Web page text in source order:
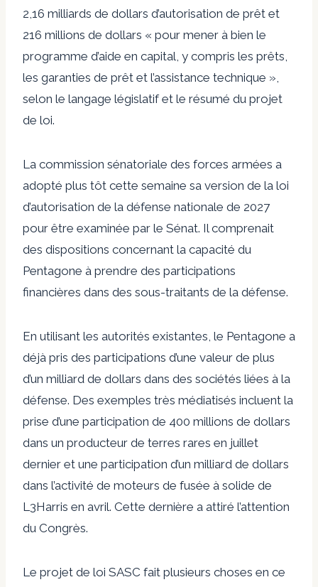
2,16 milliards de dollars d’autorisation de prêt et
216 millions de dollars « pour mener à bien le
programme d’aide en capital, y compris les prêts,
les garanties de prêt et l’assistance technique »,
selon le langage législatif et le résumé du projet
de loi.
La commission sénatoriale des forces armées a
adopté plus tôt cette semaine sa version de la loi
d’autorisation de la défense nationale de 2027
pour être examinée par le Sénat. Il comprenait
des dispositions concernant la capacité du
Pentagone à prendre des participations
financières dans des sous-traitants de la défense.
En utilisant les autorités existantes, le Pentagone a
déjà pris des participations d’une valeur de plus
d’un milliard de dollars dans des sociétés liées à la
défense. Des exemples très médiatisés incluent la
prise d’une participation de 400 millions de dollars
dans un producteur de terres rares en juillet
dernier et une participation d’un milliard de dollars
dans l’activité de moteurs de fusée à solide de
L3Harris en avril. Cette dernière a attiré l’attention
du Congrès.
Le projet de loi SASC fait plusieurs choses en ce